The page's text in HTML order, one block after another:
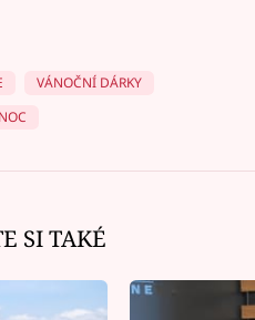
VÁNOČNÍ DÁRKY
SI TAKÉ